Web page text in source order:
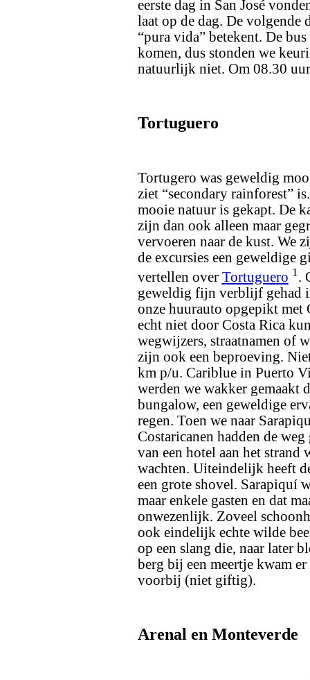
eerste dag in San José
laat op de dag. De volgende
“pura vida” betekent. De
komen, dus stonden we
natuurlijk niet. Om 08.30
Tortuguero
Tortugero was geweldig
ziet “secondary rainforest”
mooie natuur is gekapt. De
zijn dan ook alleen maar
vervoeren naar de kust. We
de excursies een geweldige
vertellen over Tortuguero 1 .
geweldig fijn verblijf gehad
onze huurauto opgepikt met
echt niet door Costa Rica
wegwijzers, straatnamen of
zijn ook een beproeving.
km p/u. Cariblue in Puerto
werden we wakker gemaakt
bungalow, een geweldige
regen. Toen we naar
Costaricanen hadden de
van een hotel aan het strand
wachten. Uiteindelijk heeft
een grote shovel. Sarapiquí
maar enkele gasten en dat
onwezenlijk. Zoveel
ook eindelijk echte wilde
op een slang die, naar later
berg bij een meertje kwam
voorbij (niet giftig).
Arenal en Monteverde